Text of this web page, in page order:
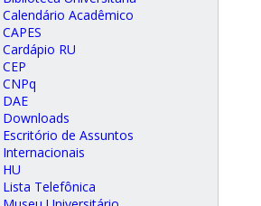
Calendário Acadêmico
CAPES
Cardápio RU
CEP
CNPq
DAE
Downloads
Escritório de Assuntos
Internacionais
HU
Lista Telefônica